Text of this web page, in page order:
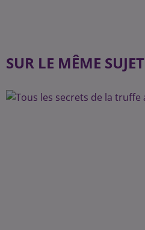
SUR LE MÊME SUJET